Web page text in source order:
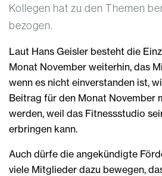
Kollegen hat zu den Themen
bezogen.
Laut Hans Geisler besteht die
Monat November weiterhin, das
wenn es nicht einverstanden ist,
Beitrag für den Monat November
werden, weil das Fitnessstudio
erbringen kann.
Auch dürfe die angekündigte
viele Mitglieder dazu bewegen,